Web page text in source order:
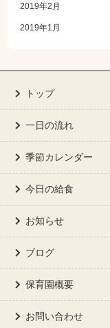
2019年2月
2019年1月
トップ
一日の流れ
季節カレンダー
今日の給食
お知らせ
ブログ
保育園概要
お問い合わせ